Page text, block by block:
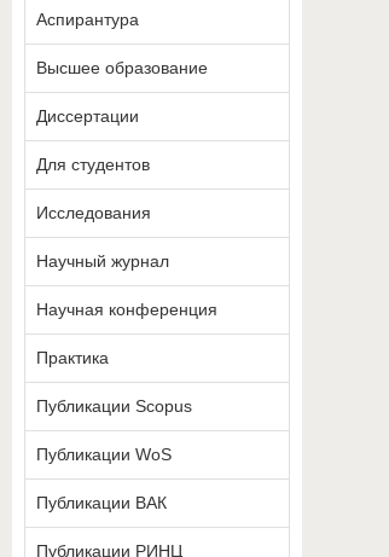
Аспирантура
Высшее образование
Диссертации
Для студентов
Исследования
Научный журнал
Научная конференция
Практика
Публикации Scopus
Публикации WoS
Публикации ВАК
Публикации РИНЦ